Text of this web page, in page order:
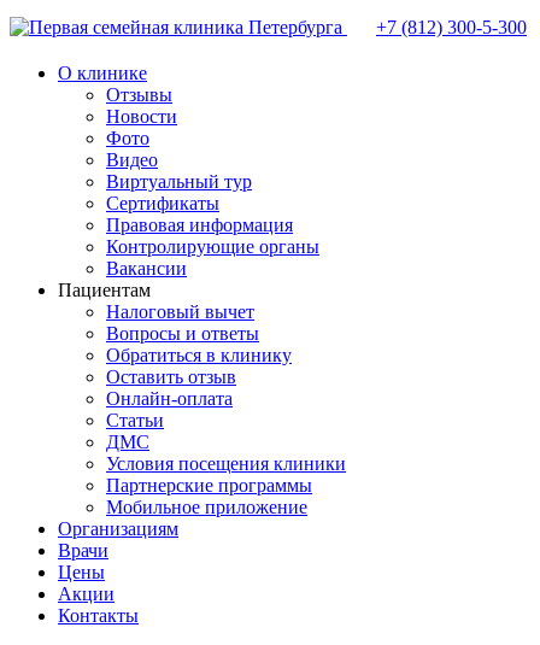
+7 (812) 300-5-300
О клинике
Отзывы
Новости
Фото
Видео
Виртуальный тур
Сертификаты
Правовая информация
Контролирующие органы
Вакансии
Пациентам
Налоговый вычет
Вопросы и ответы
Обратиться в клинику
Оставить отзыв
Онлайн-оплата
Статьи
ДМС
Условия посещения клиники
Партнерские программы
Мобильное приложение
Организациям
Врачи
Цены
Акции
Контакты